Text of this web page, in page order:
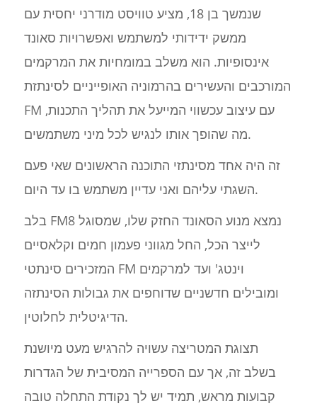
שנמשך בן 18, מציע טוויסט מודרני יחסית עם
ממשק ידידותי למשתמש ואפשרויות סאונד
אינסופיות. הוא משלב במומחיות את המרקמים
המורכבים והעשירים בהרמוניה האופייניים לסינתזת
FM עם עיצוב עכשווי המייעל את תהליך התכנות,
מה שהופך אותו לנגיש לכל מיני משתמשים.
זה היה אחד מסינתזי התוכנה הראשונים שאי פעם
השגתי עליהם ואני עדיין משתמש בו עד היום.
בלב FM8 נמצא מנוע הסאונד החזק שלו, שמסוגל
לייצר הכל, החל מגווני פעמון חמים וקלאסיים
המזכירים סינתטי FM וינטג' ועד למרקמים
ומובילים חדשניים שדוחפים את גבולות הסינתזה
הדיגיטלית לחלוטין.
תצוגת המטריצה עשויה להרגיש מעט מיושנת
בשלב זה, אך עם הספרייה המסיבית של הגדרות
קבועות מראש, תמיד יש לך נקודת התחלה טובה